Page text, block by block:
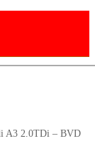
A3 2.0TDi – BVD